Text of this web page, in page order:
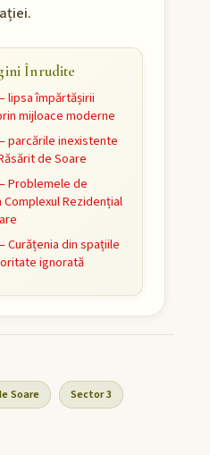
Înrudite
lipsa împărtășirii
mijloace moderne
parcările inexistente
de Soare
Problemele de
Rezidențial
Curățenia din spațiile
ignorată
Soare Sector 3